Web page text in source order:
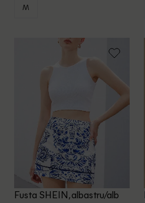
M
Fusta SHEIN, albastru/alb